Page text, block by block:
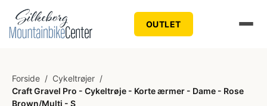
OUTLET
Forside / Cykeltrøjer /
Craft Gravel Pro - Cykeltrøje - Korte ærmer - Dame - Rose
Brown/Multi - S